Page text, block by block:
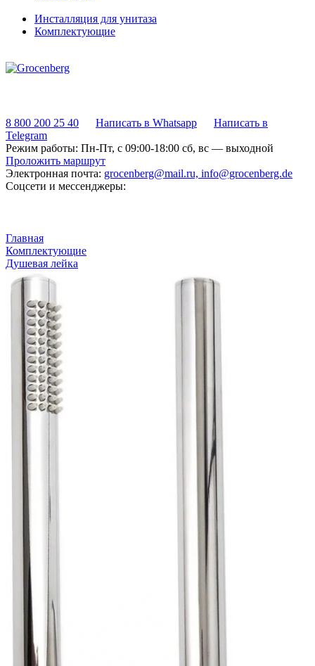
Инсталляция для унитаза
Комплектующие
8 800 200 25 40 Написать в Whatsapp
Написать в
Telegram
Режим работы: Пн-Пт, с 09:00-18:00 сб, вс — выходной
Проложить маршрут
Электронная почта: grocenberg@mail.ru, info@grocenberg.de
Соцсети и мессенджеры:
Главная
Комплектующие
Душевая лейка